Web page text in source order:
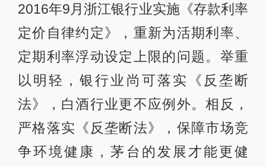
2016年9月浙江银行业实施《存款利率
定价自律约定》，重新为活期利率、
定期利率浮动设定上限的问题。举重
以明轻，银行业尚可落实《反垄断
法》，白酒行业更不应例外。相反，
严格落实《反垄断法》，保障市场竞
争环境健康，茅台的发展才能更健